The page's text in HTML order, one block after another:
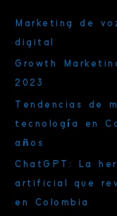
a
r
Marketing de
digital
Growth
2023
Tendencias de
tecnología en
años
ChatGPT: La
artificial que
en Colombia